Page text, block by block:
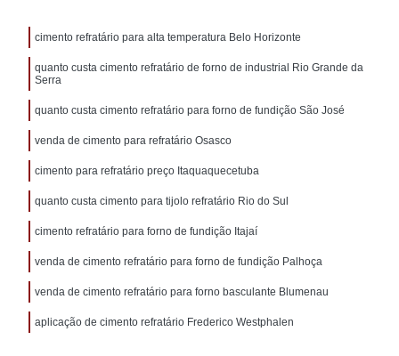
cimento refratário para alta temperatura Belo Horizonte
quanto custa cimento refratário de forno de industrial Rio Grande da
Serra
quanto custa cimento refratário para forno de fundição São José
venda de cimento para refratário Osasco
cimento para refratário preço Itaquaquecetuba
quanto custa cimento para tijolo refratário Rio do Sul
cimento refratário para forno de fundição Itajaí
venda de cimento refratário para forno de fundição Palhoça
venda de cimento refratário para forno basculante Blumenau
aplicação de cimento refratário Frederico Westphalen